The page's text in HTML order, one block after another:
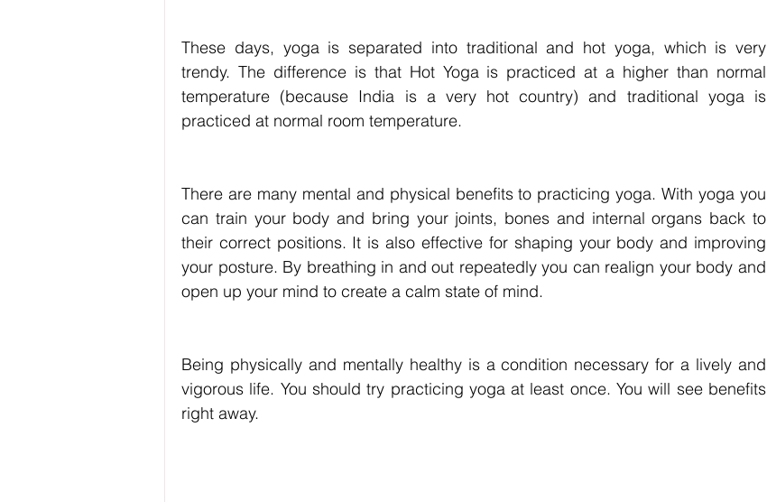
These days, yoga is separated into traditional and hot yoga, which is very
trendy. The difference is that Hot Yoga is practiced at a higher than normal
temperature (because India is a very hot country) and traditional yoga is
practiced at normal room temperature.
There are many mental and physical benefits to practicing yoga. With yoga you
can train your body and bring your joints, bones and internal organs back to
their correct positions. It is also effective for shaping your body and improving
your posture. By breathing in and out repeatedly you can realign your body and
open up your mind to create a calm state of mind.
Being physically and mentally healthy is a condition necessary for a lively and
vigorous life. You should try practicing yoga at least once. You will see benefits
right away.